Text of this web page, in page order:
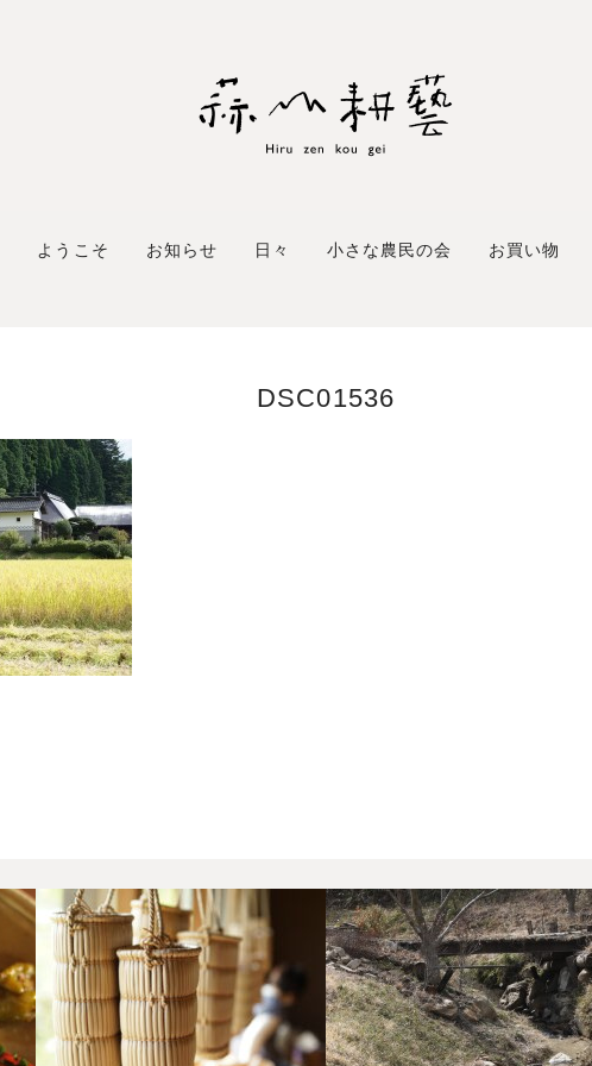
ようこそ お知らせ 日々 小さな農民の会 お買い物
DSC01536